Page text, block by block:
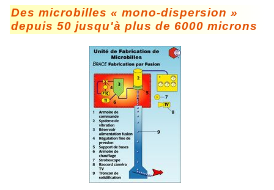
Des microbilles « mono-dispersion »
depuis 50 jusqu'à plus de 6000 microns